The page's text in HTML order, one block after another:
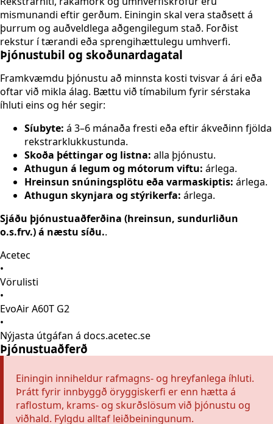
mismunandi eftir gerðum. Einingin skal vera staðsett á
þurrum og auðveldlega aðgengilegum stað. Forðist
rekstur í tærandi eða sprengihættulegu umhverfi.
Þjónustubil og skoðunardagatal
Framkvæmdu þjónustu að minnsta kosti tvisvar á ári eða
oftar við mikla álag. Bættu við tímabilum fyrir sérstaka
íhluti eins og hér segir:
Síubyte: á 3–6 mánaða fresti eða eftir ákveðinn fjölda
rekstrarklukkustunda.
Skoða þéttingar og listna: alla þjónustu.
Athugun á legum og mótorum viftu: árlega.
Hreinsun snúningsplötu eða varmaskiptis: árlega.
Athugun skynjara og stýrikerfa: árlega.
Sjáðu þjónustuaðferðina (hreinsun, sundurliðun
o.s.frv.) á næstu síðu..
Acetec
•
Vörulisti
•
EvoAir A60T G2
•
Nýjasta útgáfan á docs.acetec.se
Þjónustuaðferð
Einingin inniheldur rafmagns- og hreyfanlega íhluti.
Þrátt fyrir innbyggð öryggiskerfi er enn hætta á
raflostum, krams- og skurðslösum við þjónustu og
viðhald. Fylgdu alltaf leiðbeiningunum.